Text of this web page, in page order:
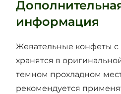
информация
Жевательные конфеты с
хранятся в
темном прохладном
рекомендуется